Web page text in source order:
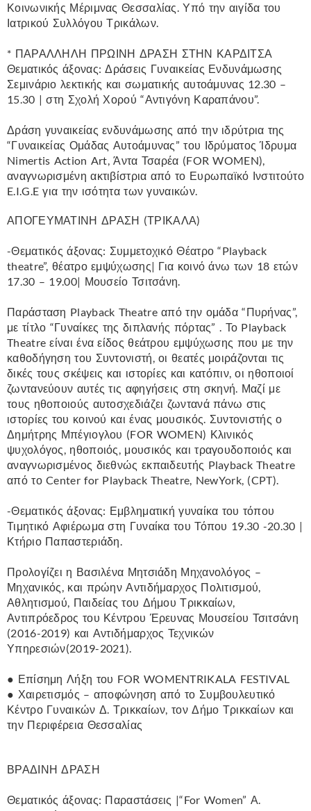
Κοινωνικής Μέριμνας Θεσσαλίας. Υπό την αιγίδα του
Ιατρικού Συλλόγου Τρικάλων.
* ΠΑΡΑΛΛΗΛΗ ΠΡΩΙΝΗ ΔΡΑΣΗ ΣΤΗΝ ΚΑΡΔΙΤΣΑ
Θεματικός άξονας: Δράσεις Γυναικείας Ενδυνάμωσης
Σεμινάριο λεκτικής και σωματικής αυτοάμυνας 12.30 –
15.30 | στη Σχολή Χορού “Αντιγόνη Καραπάνου”.
Δράση γυναικείας ενδυνάμωσης από την ιδρύτρια της
“Γυναικείας Ομάδας Αυτοάμυνας” του Ιδρύματος Ίδρυμα
Nimertis Action Art, Άντα Τσαρέα (FOR WOMEN),
αναγνωρισμένη ακτιβίστρια από το Ευρωπαϊκό Ινστιτούτο
E.I.G.E για την ισότητα των γυναικών.
ΑΠΟΓΕΥΜΑΤΙΝΗ ΔΡΑΣΗ (ΤΡΙΚΑΛΑ)
-Θεματικός άξονας: Συμμετοχικό Θέατρο “Playback
theatre”, θέατρο εμψύχωσης| Για κοινό άνω των 18 ετών
17.30 – 19.00| Μουσείο Τσιτσάνη.
Παράσταση Playback Theatre από την ομάδα “Πυρήνας”,
με τίτλο “Γυναίκες της διπλανής πόρτας” . Το Playback
Theatre είναι ένα είδος θεάτρου εμψύχωσης που με την
καθοδήγηση του Συντονιστή, οι θεατές μοιράζονται τις
δικές τους σκέψεις και ιστορίες και κατόπιν, οι ηθοποιοί
ζωντανεύουν αυτές τις αφηγήσεις στη σκηνή. Μαζί με
τους ηθοποιούς αυτοσχεδιάζει ζωντανά πάνω στις
ιστορίες του κοινού και ένας μουσικός. Συντονιστής ο
Δημήτρης Μπέγιογλου (FOR WOMEN) Κλινικός
ψυχολόγος, ηθοποιός, μουσικός και τραγουδοποιός και
αναγνωρισμένος διεθνώς εκπαιδευτής Playback Theatre
από το Center for Playback Theatre, NewYork, (CPT).
-Θεματικός άξονας: Εμβληματική γυναίκα του τόπου
Τιμητικό Αφιέρωμα στη Γυναίκα του Τόπου 19.30 -20.30 |
Κτήριο Παπαστεριάδη.
Προλογίζει η Βασιλένα Μητσιάδη Μηχανολόγος –
Μηχανικός, και πρώην Αντιδήμαρχος Πολιτισμού,
Αθλητισμού, Παιδείας του Δήμου Τρικκαίων,
Αντιπρόεδρος του Κέντρου Έρευνας Μουσείου Τσιτσάνη
(2016-2019) και Αντιδήμαρχος Τεχνικών
Υπηρεσιών(2019-2021).
● Επίσημη Λήξη του FOR WOMENTRIKALA FESTIVAL
● Χαιρετισμός – αποφώνηση από το Συμβουλευτικό
Κέντρο Γυναικών Δ. Τρικκαίων, τον Δήμο Τρικκαίων και
την Περιφέρεια Θεσσαλίας
ΒΡΑΔΙΝΗ ΔΡΑΣΗ
Θεματικός άξονας: Παραστάσεις |“For Women” Α.